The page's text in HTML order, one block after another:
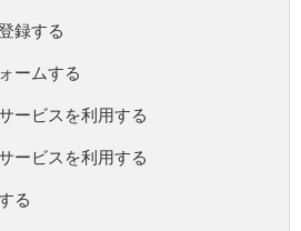
録する
ームする
ービスを利用する
ービスを利用する
る